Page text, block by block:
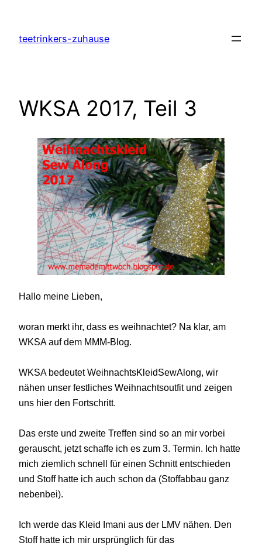
springen
teetrinkers-zuhause
WKSA 2017, Teil 3
Hallo meine Lieben,
woran merkt ihr, dass es weihnachtet? Na klar, am
WKSA auf dem MMM-Blog.
WKSA bedeutet WeihnachtsKleidSewAlong, wir
nähen unser festliches Weihnachtsoutfit und zeigen
uns hier den Fortschritt.
Das erste und zweite Treffen sind so an mir vorbei
gerauscht, jetzt schaffe ich es zum 3. Termin. Ich hatte
mich ziemlich schnell für einen Schnitt entschieden
und Stoff hatte ich auch schon da (Stoffabbau ganz
nebenbei).
Ich werde das Kleid Imani aus der LMV nähen. Den
Stoff hatte ich mir ursprünglich für das